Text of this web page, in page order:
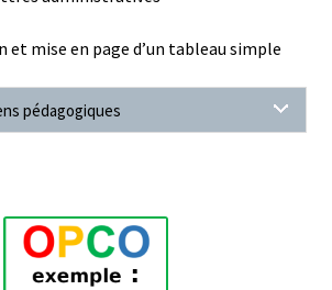
et mise en page d’un tableau simple
pédagogiques